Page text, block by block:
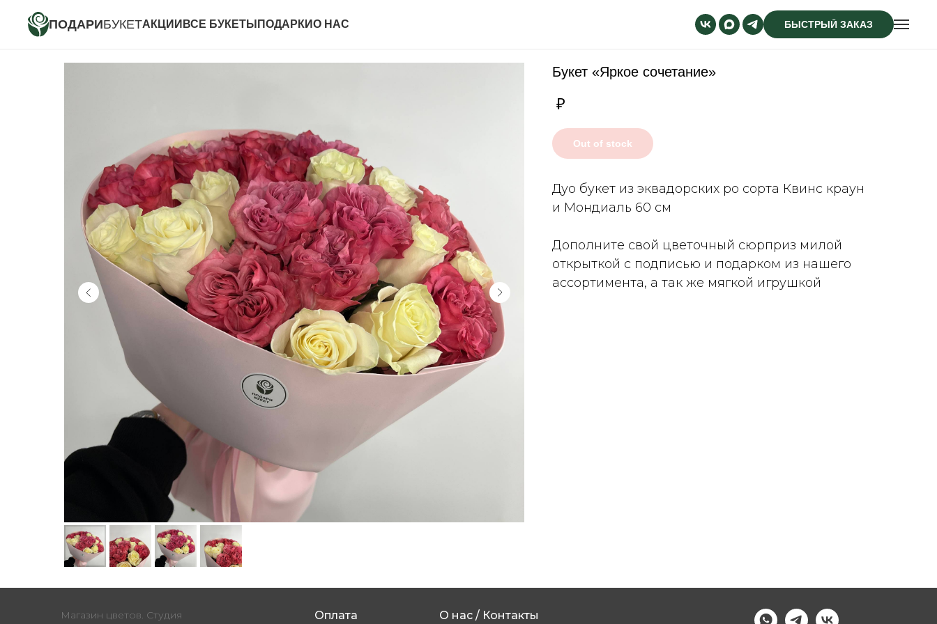
ПОДАРИБУКЕТАКЦИИ ВСЕ БУКЕТЫ ПОДАРКИО НАС БЫСТРЫЙ ЗАКАЗ
Букет «Яркое сочетание»
₽
Out of stock
Дуо букет из эквадорских ро сорта Квинс краун
и Мондиаль 60 см
Дополните свой цветочный сюрприз милой
открыткой с подписью и подарком из нашего
ассортимента, а так же мягкой игрушкой
Магазин цветов. Студия
Оплата О нас / Контакты